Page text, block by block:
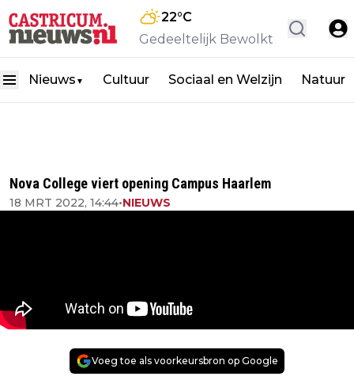
22°C
Gedeeltelijk Bewolkt
Nieuws ▼ Cultuur Sociaal en Welzijn Natuur
Nova College viert opening Campus Haarlem
18 MRT 2022, 14:44•NIEUWS
Voeg toe als voorkeursbron op Google